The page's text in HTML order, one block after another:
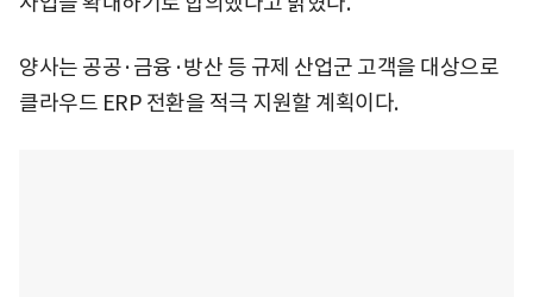
양사는 공공·금융·방산 등 규제 산업군 고객을 대상으로
클라우드 ERP 전환을 적극 지원할 계획이다.